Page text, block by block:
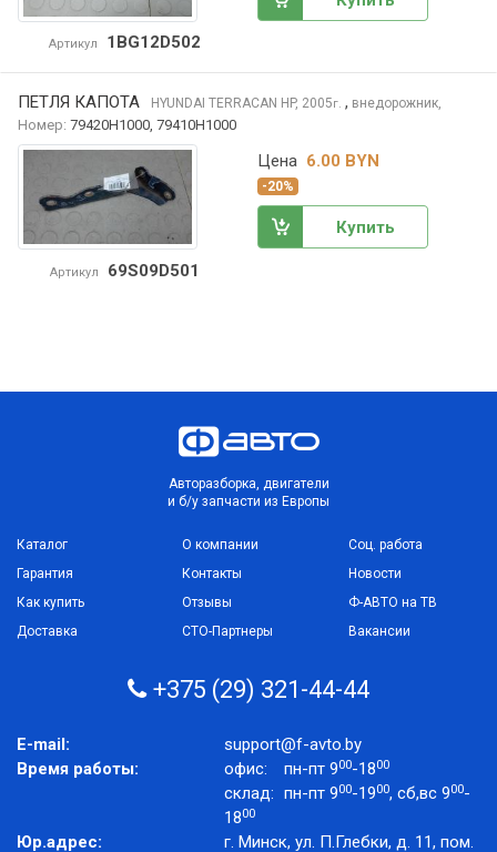
Артикул 1BG12D502
ПЕТЛЯ КАПОТА HYUNDAI TERRACAN HP, 2005г. , внедорожник,
Номер: 79420H1000, 79410H1000
Артикул 69S09D501
Цена 6.00 BYN
-20%
Купить
Авторазборка, двигатели
и б/у запчасти из Европы
Каталог
Гарантия
Как купить
Доставка
О компании
Контакты
Отзывы
СТО-Партнеры
Соц. работа
Новости
Ф-АВТО на ТВ
Вакансии
+375 (29) 321-44-44
E-mail:
support@f-avto.by
Время работы:
офис: пн-пт 900-1800
склад: пн-пт 900-1900, сб,вс 900-
1800
Юр.адрес: г. Минск, ул. П.Глебки, д. 11, пом.